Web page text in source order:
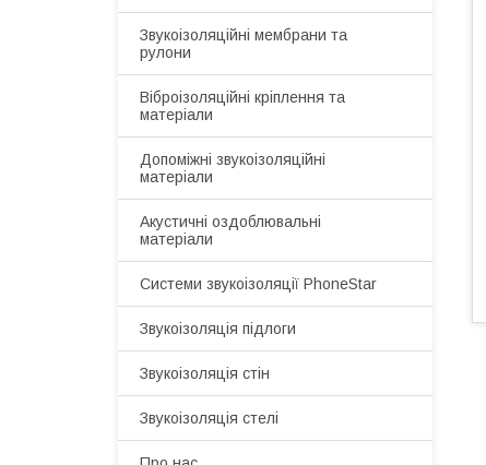
Звукоізоляційні мембрани та
рулони
Віброізоляційні кріплення та
матеріали
Допоміжні звукоізоляційні
матеріали
Акустичні оздоблювальні
матеріали
Системи звукоізоляції PhoneStar
Звукоізоляція підлоги
Звукоізоляція стін
Звукоізоляція стелі